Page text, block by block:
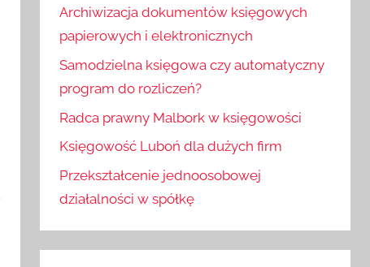
Archiwizacja dokumentów księgowych
papierowych i elektronicznych
Samodzielna księgowa czy automatyczny
program do rozliczeń?
Radca prawny Malbork w księgowości
Księgowość Luboń dla dużych firm
Przekształcenie jednoosobowej
działalności w spółkę